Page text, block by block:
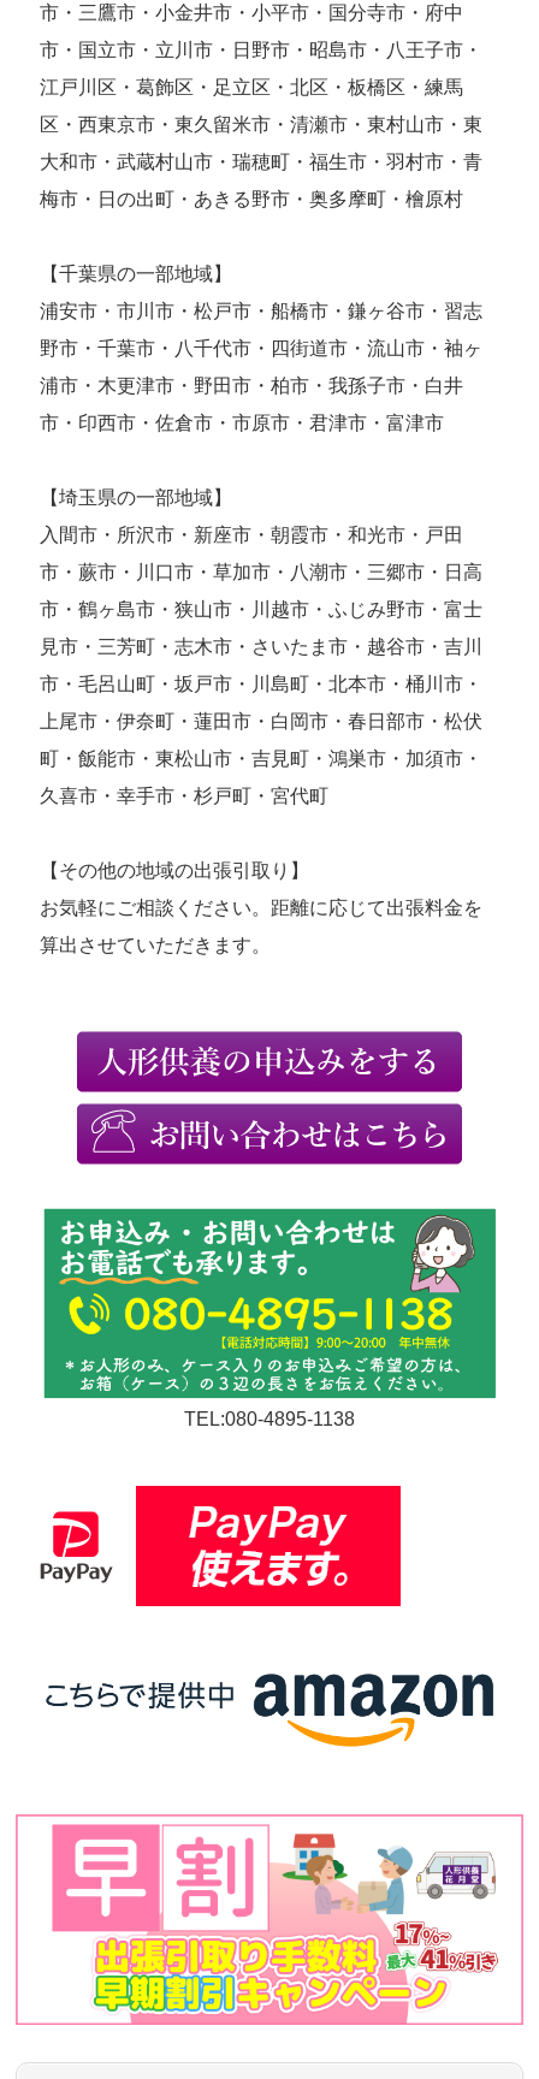
市・三鷹市・小金井市・小平市・国分寺市・府中
市・国立市・立川市・日野市・昭島市・八王子市・
江戸川区・葛飾区・足立区・北区・板橋区・練馬
区・西東京市・東久留米市・清瀬市・東村山市・東
大和市・武蔵村山市・瑞穂町・福生市・羽村市・青
梅市・日の出町・あきる野市・奥多摩町・檜原村
【千葉県の一部地域】
浦安市・市川市・松戸市・船橋市・鎌ヶ谷市・習志
野市・千葉市・八千代市・四街道市・流山市・袖ヶ
浦市・木更津市・野田市・柏市・我孫子市・白井
市・印西市・佐倉市・市原市・君津市・富津市
【埼玉県の一部地域】
入間市・所沢市・新座市・朝霞市・和光市・戸田
市・蕨市・川口市・草加市・八潮市・三郷市・日高
市・鶴ヶ島市・狭山市・川越市・ふじみ野市・富士
見市・三芳町・志木市・さいたま市・越谷市・吉川
市・毛呂山町・坂戸市・川島町・北本市・桶川市・
上尾市・伊奈町・蓮田市・白岡市・春日部市・松伏
町・飯能市・東松山市・吉見町・鴻巣市・加須市・
久喜市・幸手市・杉戸町・宮代町
【その他の地域の出張引取り】
お気軽にご相談ください。距離に応じて出張料金を
算出させていただきます。
TEL:080-4895-1138